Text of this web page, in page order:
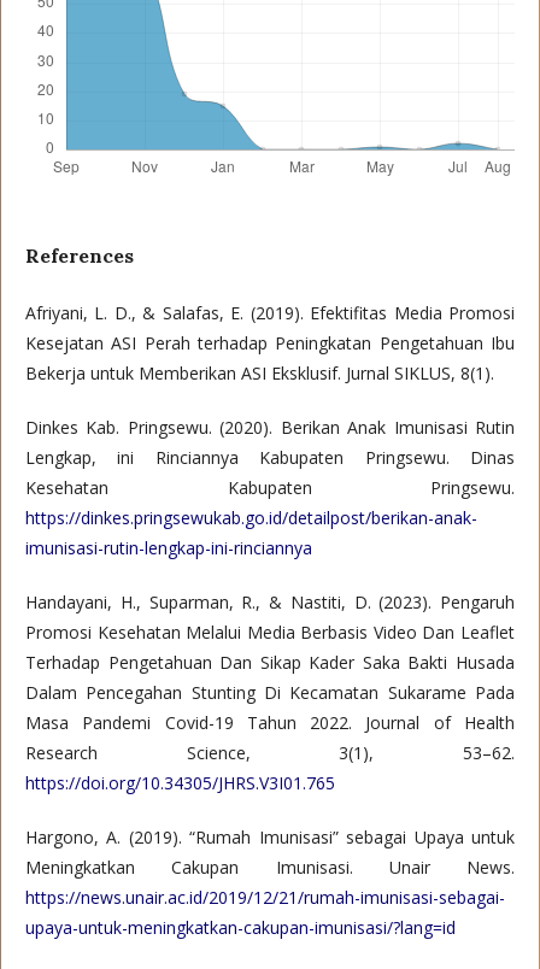
References
Afriyani, L. D., & Salafas, E. (2019). Efektifitas Media Promosi
Kesejatan ASI Perah terhadap Peningkatan Pengetahuan Ibu
Bekerja untuk Memberikan ASI Eksklusif. Jurnal SIKLUS, 8(1).
Dinkes Kab. Pringsewu. (2020). Berikan Anak Imunisasi Rutin
Lengkap, ini Rinciannya Kabupaten Pringsewu. Dinas
Kesehatan Kabupaten Pringsewu.
https://dinkes.pringsewukab.go.id/detailpost/berikan-anak-
imunisasi-rutin-lengkap-ini-rinciannya
Handayani, H., Suparman, R., & Nastiti, D. (2023). Pengaruh
Promosi Kesehatan Melalui Media Berbasis Video Dan Leaflet
Terhadap Pengetahuan Dan Sikap Kader Saka Bakti Husada
Dalam Pencegahan Stunting Di Kecamatan Sukarame Pada
Masa Pandemi Covid-19 Tahun 2022. Journal of Health
Research Science, 3(1), 53–62.
https://doi.org/10.34305/JHRS.V3I01.765
Hargono, A. (2019). “Rumah Imunisasi” sebagai Upaya untuk
Meningkatkan Cakupan Imunisasi. Unair News.
https://news.unair.ac.id/2019/12/21/rumah-imunisasi-sebagai-
upaya-untuk-meningkatkan-cakupan-imunisasi/?lang=id